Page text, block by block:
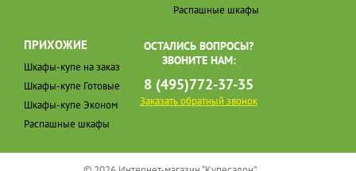
Распашные шкафы
ПРИХОЖИЕ
Шкафы-купе на заказ
Шкафы-купе Готовые
Шкафы-купе Эконом
Распашные шкафы
ОСТАЛИСЬ ВОПРОСЫ?
ЗВОНИТЕ НАМ:
8 (495)772-37-35
Заказать обратный звонок